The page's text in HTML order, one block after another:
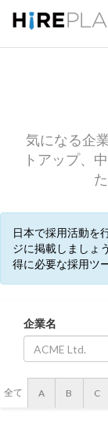
気になる企
トアップ、
日本で採用活動を
ジに掲載しましょ
得に必要な採用ツ
企業名
全て A B C